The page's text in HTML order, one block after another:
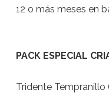
12 o más meses en
PACK ESPECIAL
Tridente Tempranillo